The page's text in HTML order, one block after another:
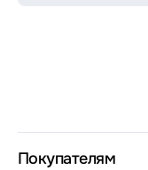
Покупателям